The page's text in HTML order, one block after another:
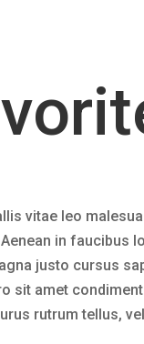
vitae leo
in faucibus
justo cursus
sit amet
rutrum tellus,